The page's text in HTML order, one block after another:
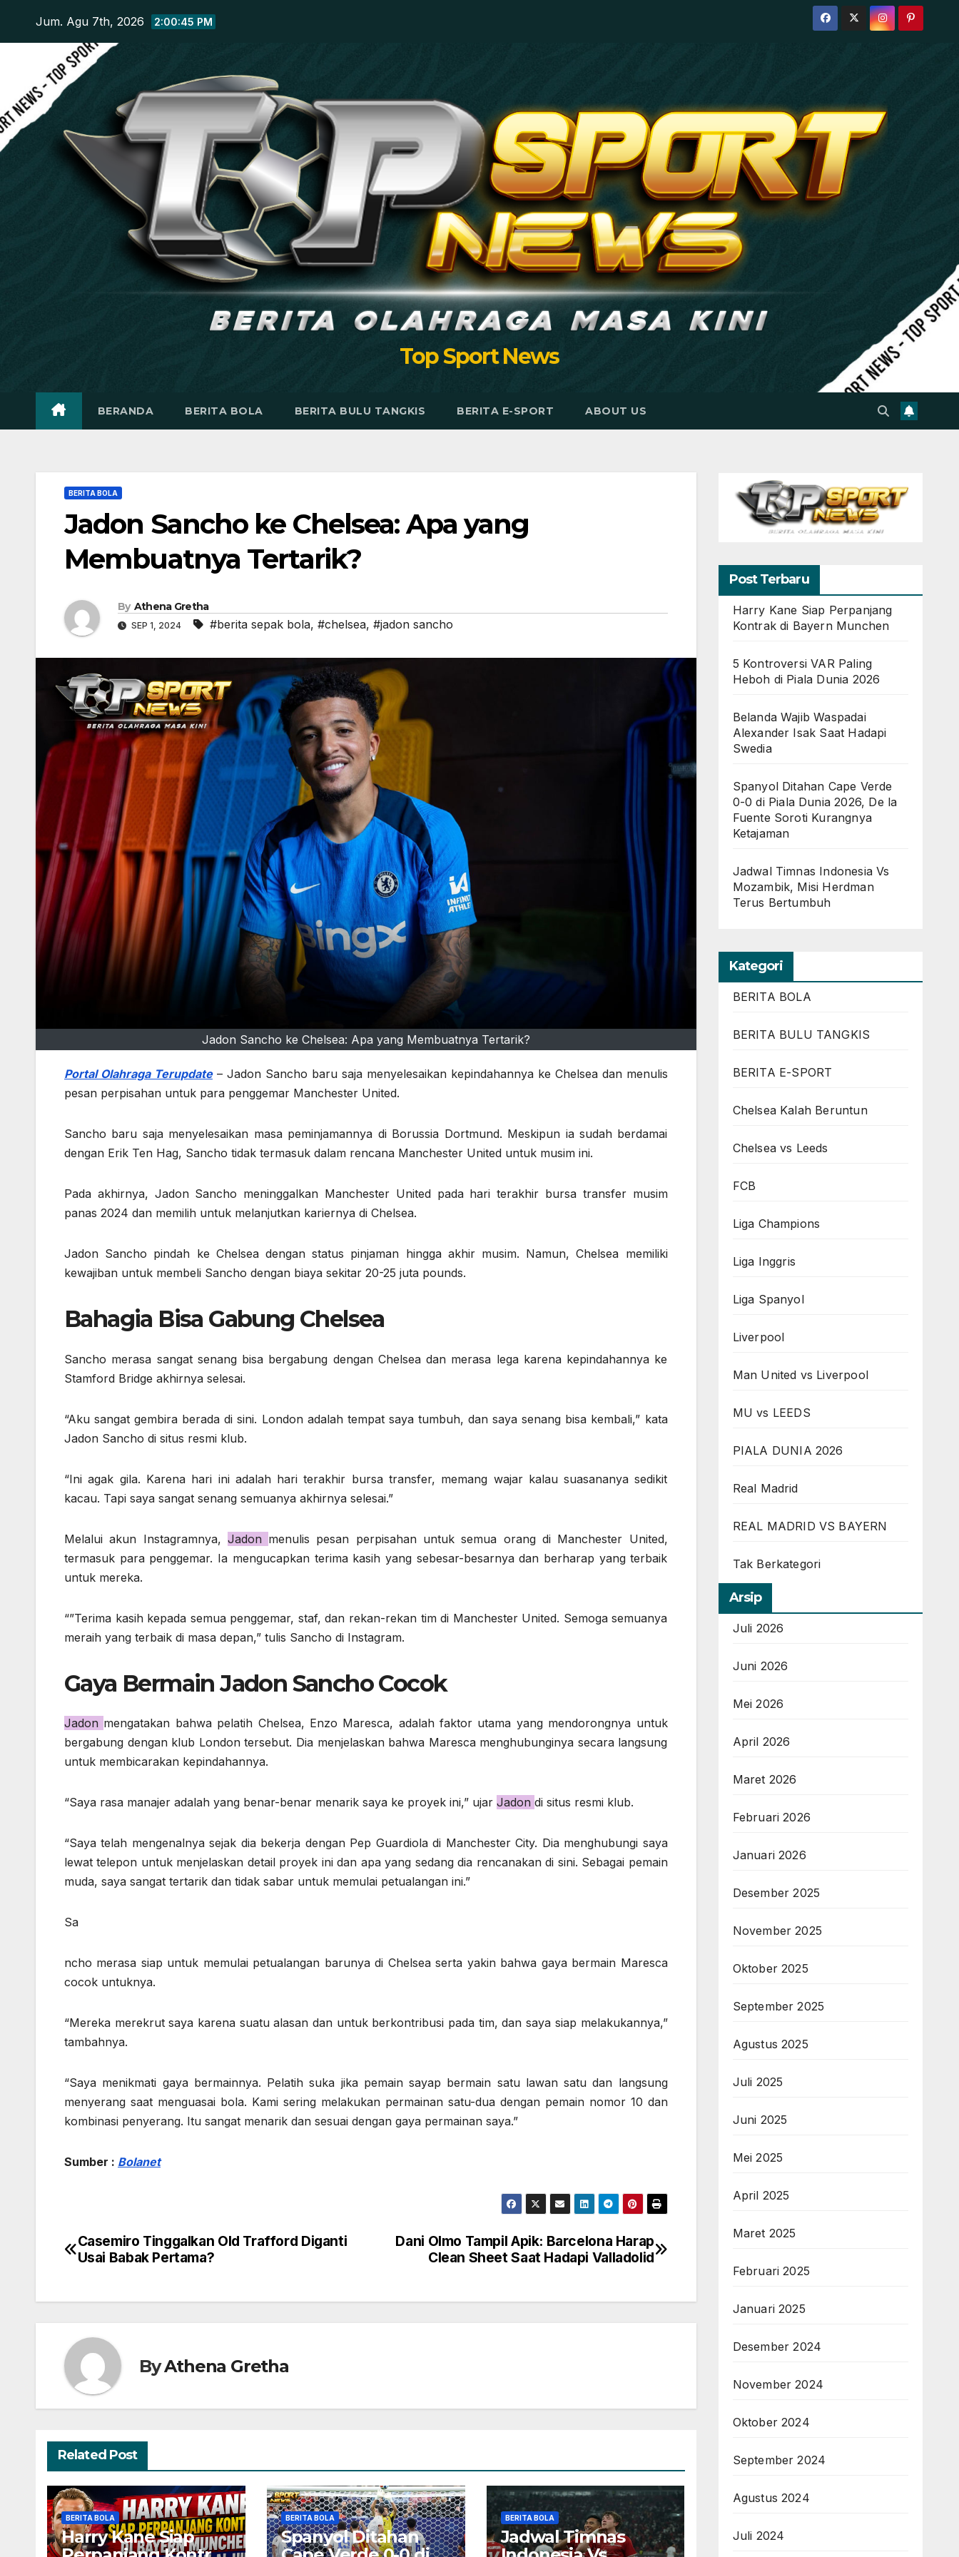
Jum. Agu 7th, 2026 2:00:47 PM
Top Sport News
BERANDA BERITA BOLA BERITA BULU TANGKIS BERITA E-SPORT ABOUT US
BERITA BOLA
Jadon Sancho ke Chelsea: Apa yang
Membuatnya Tertarik?
By Athena Gretha
SEP 1, 2024 #berita sepak bola, #chelsea, #jadon sancho
Jadon Sancho ke Chelsea: Apa yang Membuatnya Tertarik?
Portal Olahraga Terupdate– Jadon Sancho baru saja menyelesaikan kepindahannya ke Chelsea dan menulis
pesan perpisahan untuk para penggemar Manchester United.
Sancho baru saja menyelesaikan masa peminjamannya di Borussia Dortmund. Meskipun ia sudah berdamai
dengan Erik Ten Hag, Sancho tidak termasuk dalam rencana Manchester United untuk musim ini.
Pada akhirnya, Jadon Sancho meninggalkan Manchester United pada hari terakhir bursa transfer musim
panas 2024 dan memilih untuk melanjutkan kariernya di Chelsea.
Jadon Sancho pindah ke Chelsea dengan status pinjaman hingga akhir musim. Namun, Chelsea memiliki
kewajiban untuk membeli Sancho dengan biaya sekitar 20-25 juta pounds.
Bahagia Bisa Gabung Chelsea
Sancho merasa sangat senang bisa bergabung dengan Chelsea dan merasa lega karena kepindahannya ke
Stamford Bridge akhirnya selesai.
“Aku sangat gembira berada di sini. London adalah tempat saya tumbuh, dan saya senang bisa kembali,” kata
Jadon Sancho di situs resmi klub.
“Ini agak gila. Karena hari ini adalah hari terakhir bursa transfer, memang wajar kalau suasananya sedikit
kacau. Tapi saya sangat senang semuanya akhirnya selesai.”
Melalui akun Instagramnya, Jadon menulis pesan perpisahan untuk semua orang di Manchester United,
termasuk para penggemar. Ia mengucapkan terima kasih yang sebesar-besarnya dan berharap yang terbaik
untuk mereka.
“”Terima kasih kepada semua penggemar, staf, dan rekan-rekan tim di Manchester United. Semoga semuanya
meraih yang terbaik di masa depan,” tulis Sancho di Instagram.
Gaya Bermain Jadon Sancho Cocok
Jadon mengatakan bahwa pelatih Chelsea, Enzo Maresca, adalah faktor utama yang mendorongnya untuk
bergabung dengan klub London tersebut. Dia menjelaskan bahwa Maresca menghubunginya secara langsung
untuk membicarakan kepindahannya.
“Saya rasa manajer adalah yang benar-benar menarik saya ke proyek ini,” ujar Jadon di situs resmi klub.
“Saya telah mengenalnya sejak dia bekerja dengan Pep Guardiola di Manchester City. Dia menghubungi saya
lewat telepon untuk menjelaskan detail proyek ini dan apa yang sedang dia rencanakan di sini. Sebagai pemain
muda, saya sangat tertarik dan tidak sabar untuk memulai petualangan ini.”
Sa
ncho merasa siap untuk memulai petualangan barunya di Chelsea serta yakin bahwa gaya bermain Maresca
cocok untuknya.
“Mereka merekrut saya karena suatu alasan dan untuk berkontribusi pada tim, dan saya siap melakukannya,”
tambahnya.
“Saya menikmati gaya bermainnya. Pelatih suka jika pemain sayap bermain satu lawan satu dan langsung
menyerang saat menguasai bola. Kami sering melakukan permainan satu-dua dengan pemain nomor 10 dan
kombinasi penyerang. Itu sangat menarik dan sesuai dengan gaya permainan saya.”
Sumber : Bolanet
Navigasi
Dani Olmo Tampil Apik: Barcelona Harap
Clean Sheet Saat Hadapi Valladolid
Casemiro Tinggalkan Old Trafford Diganti
Usai Babak Pertama?
ByAthena Gretha
Related Post
BERITA BOLA
Harry Kane Siap
BERITA BOLA
Spanyol Ditahan
BERITA BOLA
Jadwal Timnas
Post Terbaru
Harry Kane Siap Perpanjang
Kontrak di Bayern Munchen
5 Kontroversi VAR Paling
Heboh di Piala Dunia 2026
Belanda Wajib Waspadai
Alexander Isak Saat Hadapi
Swedia
Spanyol Ditahan Cape Verde
0-0 di Piala Dunia 2026, De la
Fuente Soroti Kurangnya
Ketajaman
Jadwal Timnas Indonesia Vs
Mozambik, Misi Herdman
Terus Bertumbuh
Kategori
BERITA BOLA
BERITA BULU TANGKIS
BERITA E-SPORT
Chelsea Kalah Beruntun
Chelsea vs Leeds
FCB
Liga Champions
Liga Inggris
Liga Spanyol
Liverpool
Man United vs Liverpool
MU vs LEEDS
PIALA DUNIA 2026
Real Madrid
REAL MADRID VS BAYERN
Tak Berkategori
Arsip
Juli 2026
Juni 2026
Mei 2026
April 2026
Maret 2026
Februari 2026
Januari 2026
Desember 2025
November 2025
Oktober 2025
September 2025
Agustus 2025
Juli 2025
Juni 2025
Mei 2025
April 2025
Maret 2025
Februari 2025
Januari 2025
Desember 2024
November 2024
Oktober 2024
September 2024
Agustus 2024
Juli 2024